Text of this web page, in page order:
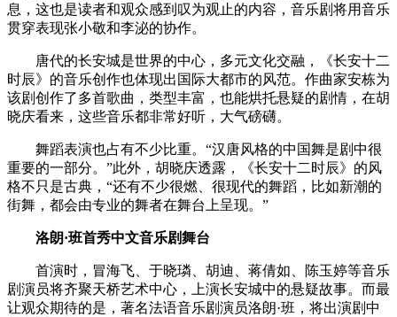
息，这也是读者和观众感到叹为观止的内容，音乐剧将用音乐
贯穿表现张小敬和李泌的协作。
唐代的长安城是世界的中心，多元文化交融，《长安十二
时辰》的音乐创作也体现出国际大都市的风范。作曲家安栋为
该剧创作了多首歌曲，类型丰富，也能烘托悬疑的剧情，在胡
晓庆看来，这些音乐都非常好听，大气磅礴。
舞蹈表演也占有不少比重。“汉唐风格的中国舞是剧中很
重要的一部分。”此外，胡晓庆透露，《长安十二时辰》的风
格不只是古典，“还有不少很燃、很现代的舞蹈，比如新潮的
街舞，都会由专业的舞者在舞台上呈现。”
洛朗·班首秀中文音乐剧舞台
首演时，冒海飞、于晓璘、胡迪、蒋倩如、陈玉婷等音乐
剧演员将齐聚天桥艺术中心，上演长安城中的悬疑故事。而最
让观众期待的是，著名法语音乐剧演员洛朗·班，将出演剧中